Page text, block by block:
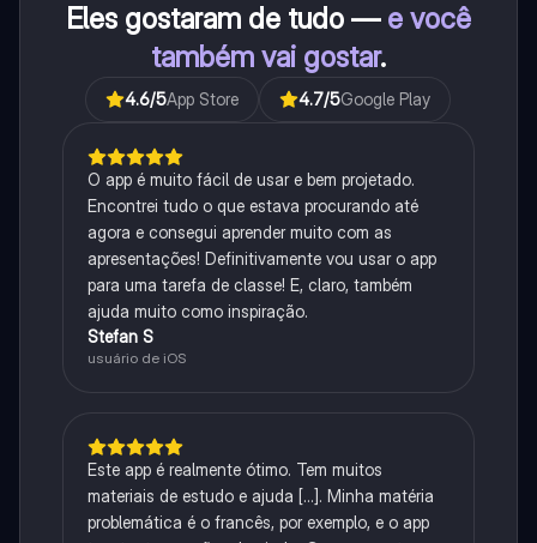
Eles gostaram de tudo — e você
também vai gostar.
4.6/5App Store 4.7/5Google Play
O app é muito fácil de usar e bem projetado.
Encontrei tudo o que estava procurando até
agora e consegui aprender muito com as
apresentações! Definitivamente vou usar o app
para uma tarefa de classe! E, claro, também
ajuda muito como inspiração.
Stefan S
usuário de iOS
Este app é realmente ótimo. Tem muitos
materiais de estudo e ajuda [...]. Minha matéria
problemática é o francês, por exemplo, e o app